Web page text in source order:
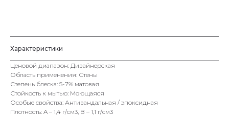
Характеристики
Ценовой диапазон: Дизайнерская
Область применения: Стены
Степень блеска: 5-7% матовая
Стойкость к мытью: Моющаяся
Особые свойства: Антивандальная / эпоксидная
Плотность: A – 1,4 г/cм3, B – 1,1 г/cм3